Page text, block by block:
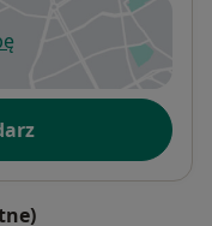
się w nowej karcie